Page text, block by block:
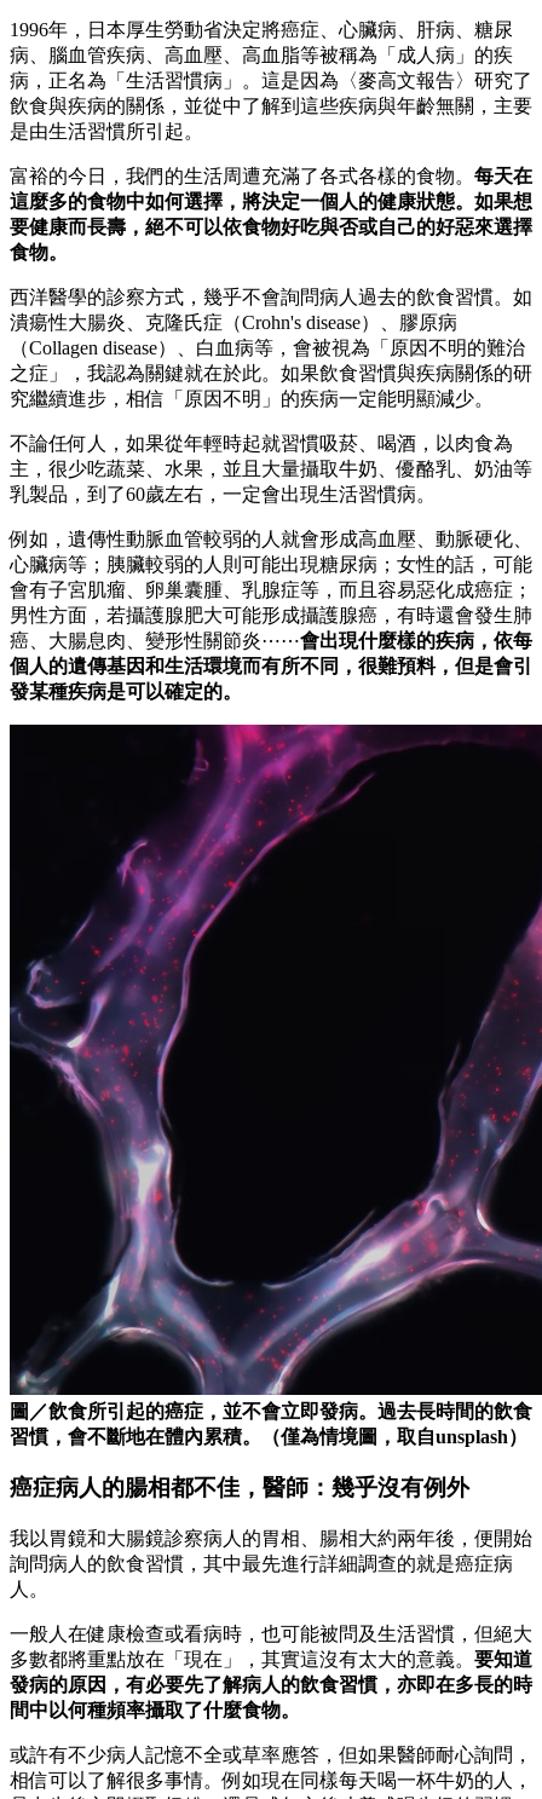
1996年，日本厚生勞動省決定將癌症、心臟病、肝病、糖尿
病、腦血管疾病、高血壓、高血脂等被稱為「成人病」的疾
病，正名為「生活習慣病」。這是因為〈麥高文報告〉研究了
飲食與疾病的關係，並從中了解到這些疾病與年齡無關，主要
是由生活習慣所引起。
富裕的今日，我們的生活周遭充滿了各式各樣的食物。 每天在
這麼多的食物中如何選擇，將決定一個人的健康狀態。如果想
要健康而長壽，絕不可以依食物好吃與否或自己的好惡來選擇
食物。
西洋醫學的診察方式，幾乎不會詢問病人過去的飲食習慣。如
潰瘍性大腸炎、克隆氏症（Crohn's disease）、膠原病
（Collagen disease）、白血病等，會被視為「原因不明的難治
之症」，我認為關鍵就在於此。如果飲食習慣與疾病關係的研
究繼續進步，相信「原因不明」的疾病一定能明顯減少。
不論任何人，如果從年輕時起就習慣吸菸、喝酒，以肉食為
主，很少吃蔬菜、水果，並且大量攝取牛奶、優酪乳、奶油等
乳製品，到了60歲左右，一定會出現生活習慣病。
例如，遺傳性動脈血管較弱的人就會形成高血壓、動脈硬化、
心臟病等；胰臟較弱的人則可能出現糖尿病；女性的話，可能
會有子宮肌瘤、卵巢囊腫、乳腺症等，而且容易惡化成癌症；
男性方面，若攝護腺肥大可能形成攝護腺癌，有時還會發生肺
癌、大腸息肉、變形性關節炎⋯⋯會出現什麼樣的疾病，依每
個人的遺傳基因和生活環境而有所不同，很難預料，但是會引
發某種疾病是可以確定的。
圖／飲食所引起的癌症，並不會立即發病。過去長時間的飲食
習慣，會不斷地在體內累積。（僅為情境圖，取自unsplash）
癌症病人的腸相都不佳，醫師：幾乎沒有例外
我以胃鏡和大腸鏡診察病人的胃相、腸相大約兩年後，便開始
詢問病人的飲食習慣，其中最先進行詳細調查的就是癌症病
人。
一般人在健康檢查或看病時，也可能被問及生活習慣，但絕大
多數都將重點放在「現在」，其實這沒有太大的意義。 要知道
發病的原因，有必要先了解病人的飲食習慣，亦即在多長的時
間中以何種頻率攝取了什麼食物。
或許有不少病人記憶不全或草率應答，但如果醫師耐心詢問，
相信可以了解很多事情。例如現在同樣每天喝一杯牛奶的人，